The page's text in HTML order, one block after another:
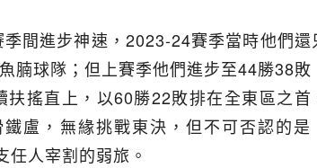
間進步神速，2023-24賽季當時他們還
腩球隊；但上賽季他們進步至44勝38敗
搖直上，以60勝22敗排在全東區之首
盧，無緣挑戰東決，但不可否認的是
任人宰割的弱旅。